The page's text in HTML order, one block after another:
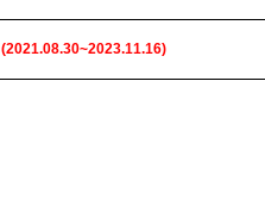
(2021.08.30~2023.11.16)